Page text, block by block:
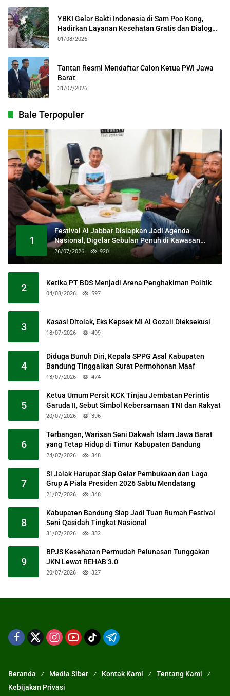
YBKI Gelar Bakti Indonesia di Sam Poo Kong,
Hadirkan Layanan Kesehatan Gratis dan Dialog
Kebangsaan
01/08/2026
Tantan Resmi Mendaftar Calon Ketua PWI Jawa
Barat
31/07/2026
Bale Terpopuler
1
Festival Al Jabbar Disiapkan Jadi Agenda
Nasional, Digelar Sebulan Penuh di Kawasan
Masjid Raya Al Jabbar
26/07/2026 920
2 Ketika PT BDS Menjadi Arena Penghakiman Politik
04/08/2026 597
3 Kasasi Ditolak, Eks Kepsek MI Al Gozali Dieksekusi
18/07/2026 499
4
Diduga Bunuh Diri, Kepala SPPG Asal Kabupaten
Bandung Tinggalkan Surat Permohonan Maaf
13/07/2026 474
5
Ketua Umum Persit KCK Tinjau Jembatan Perintis
Garuda II, Sebut Simbol Kebersamaan TNI dan Rakyat
20/07/2026 396
6
Terbangan, Warisan Seni Dakwah Islam Jawa Barat
yang Tetap Hidup di Timur Kabupaten Bandung
24/07/2026 348
7
Si Jalak Harupat Siap Gelar Pembukaan dan Laga
Grup A Piala Presiden 2026 Sabtu Mendatang
21/07/2026 348
8
Kabupaten Bandung Siap Jadi Tuan Rumah Festival
Seni Qasidah Tingkat Nasional
31/07/2026 332
9
BPJS Kesehatan Permudah Pelunasan Tunggakan
JKN Lewat REHAB 3.0
20/07/2026 327
Beranda Media Siber Kontak Kami
Tentang Kami
Kebijakan Privasi